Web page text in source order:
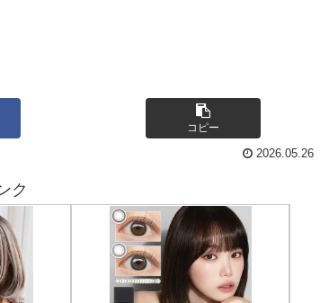
コピー
2026.05.26
ク